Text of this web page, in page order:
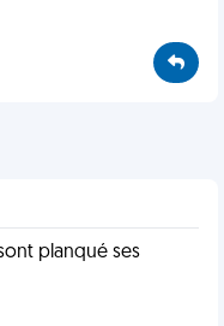
planqué ses